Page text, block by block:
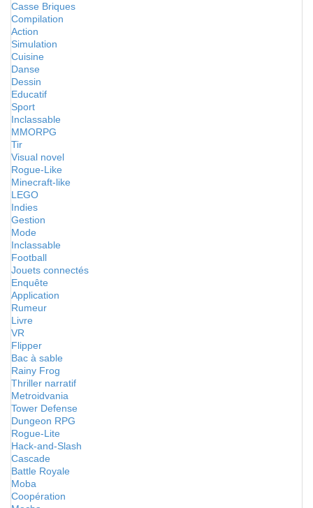
Casse Briques
Compilation
Action
Simulation
Cuisine
Danse
Dessin
Educatif
Sport
Inclassable
MMORPG
Tir
Visual novel
Rogue-Like
Minecraft-like
LEGO
Indies
Gestion
Mode
Inclassable
Football
Jouets connectés
Enquête
Application
Rumeur
Livre
VR
Flipper
Bac à sable
Rainy Frog
Thriller narratif
Metroidvania
Tower Defense
Dungeon RPG
Rogue-Lite
Hack-and-Slash
Cascade
Battle Royale
Moba
Coopération